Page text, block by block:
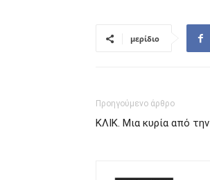
μερίδιο
Προηγούμενο άρθρο
ΚΛΙΚ. Μια κυρία από